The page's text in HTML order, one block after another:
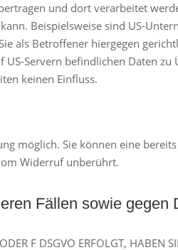
und dort verarbeitet
Beispielsweise sind US-
als Betroffener hiergegen
Servern befindlichen Daten
keinen Einfluss.
möglich. Sie können eine
Widerruf unberührt.
Fällen sowie gegen
F DSGVO ERFOLGT, HABEN